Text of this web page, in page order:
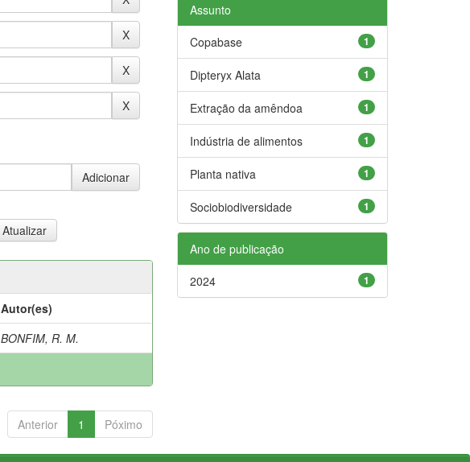
Autor(es)
BONFIM, R. M.
Anterior 1 Póximo
Assunto
1
Copabase
1
Dipteryx Alata
1
Extração da amêndoa
1
Indústria de alimentos
1
Planta nativa
1
Sociobiodiversidade
Ano de publicação
1
2024